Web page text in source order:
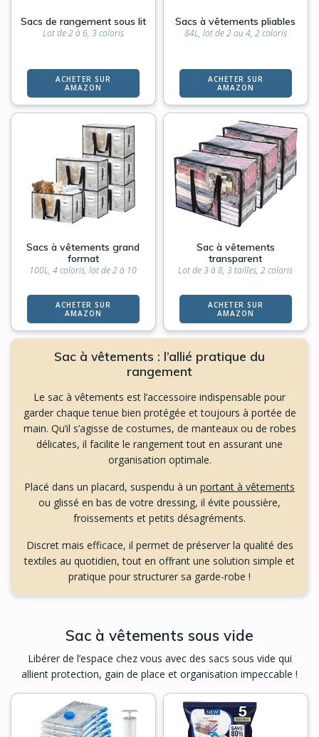
Sacs de rangement sous lit
Lot de 2 à 6, 3 coloris
ACHETER SUR
AMAZON
Sacs à vêtements pliables
84L, lot de 2 ou 4, 2 coloris
ACHETER SUR
AMAZON
Sacs à vêtements grand
format
100L, 4 coloris, lot de 2 à 10
ACHETER SUR
AMAZON
Sac à vêtements
transparent
Lot de 3 à 8, 3 tailles, 2 coloris
ACHETER SUR
AMAZON
Sac à vêtements : l’allié pratique du
rangement
Le sac à vêtements est l’accessoire indispensable pour
garder chaque tenue bien protégée et toujours à portée de
main. Qu’il s’agisse de costumes, de manteaux ou de robes
délicates, il facilite le rangement tout en assurant une
organisation optimale.
Placé dans un placard, suspendu à un portant à vêtements
ou glissé en bas de votre dressing, il évite poussière,
froissements et petits désagréments.
Discret mais efficace, il permet de préserver la qualité des
textiles au quotidien, tout en offrant une solution simple et
pratique pour structurer sa garde-robe !
Sac à vêtements sous vide
Libérer de l’espace chez vous avec des sacs sous vide qui
allient protection, gain de place et organisation impeccable !